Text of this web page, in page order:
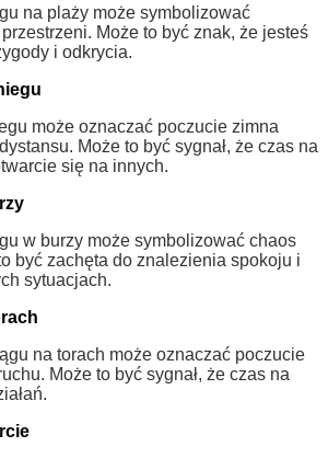
na plaży może symbolizować
Może to być znak, że jesteś
i odkrycia.
może oznaczać poczucie zimna
Może to być sygnał, że czas na
się na innych.
w burzy może symbolizować chaos
być zachęta do znalezienia spokoju i
sytuacjach.
na torach może oznaczać poczucie
Może to być sygnał, że czas na